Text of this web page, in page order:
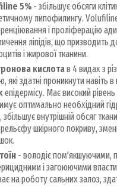
5% - збільшує обсяги
липофилингу. Volufiline
і проліферацію
ліпідів, що призводить
і жирової тканини.
кислотав 4 видах з
які здатні проникнути навіть
епідермісу. Має високий рівень
оптимально необхідний
збільшує внутрішній обсяг
шкірного покриву,
- володіє пом'якшуючими,
і загоюючими
на роботу сальних залоз,